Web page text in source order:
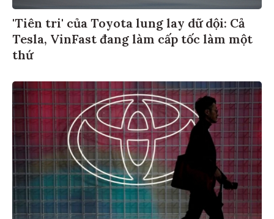
'Tiên tri' của Toyota lung lay dữ dội: Cả
Tesla, VinFast đang làm cấp tốc làm một
thứ